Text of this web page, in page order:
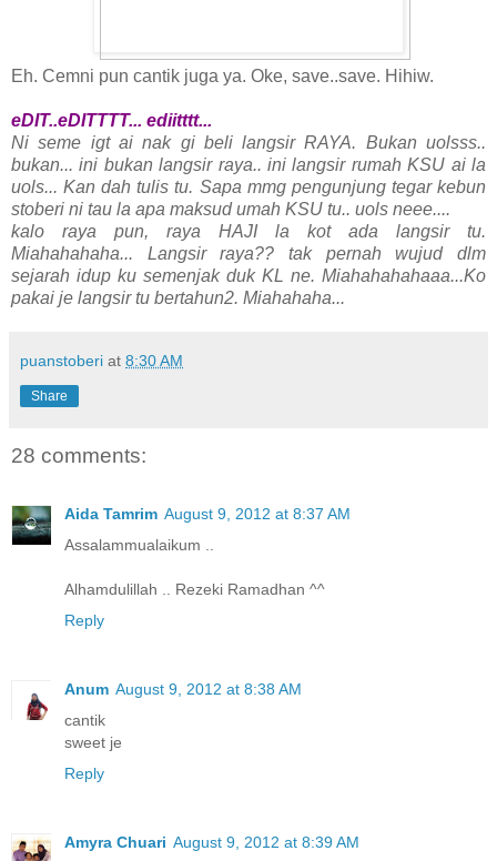
Eh. Cemni pun cantik juga ya. Oke, save..save. Hihiw.
eDIT..eDITTTT... ediitttt...
Ni seme igt ai nak gi beli langsir RAYA. Bukan uolsss..
bukan... ini bukan langsir raya.. ini langsir rumah KSU ai la
uols... Kan dah tulis tu. Sapa mmg pengunjung tegar kebun
stoberi ni tau la apa maksud umah KSU tu.. uols neee....
kalo raya pun, raya HAJI la kot ada langsir tu.
Miahahahaha... Langsir raya?? tak pernah wujud dlm
sejarah idup ku semenjak duk KL ne. Miahahahahaaa...Ko
pakai je langsir tu bertahun2. Miahahaha...
puanstoberi at 8:30 AM
Share
28 comments:
Aida Tamrim August 9, 2012 at 8:37 AM
Assalammualaikum ..
Alhamdulillah .. Rezeki Ramadhan ^^
Reply
Anum August 9, 2012 at 8:38 AM
cantik
sweet je
Reply
Amyra Chuari August 9, 2012 at 8:39 AM